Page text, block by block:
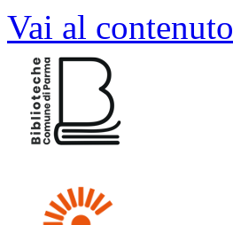
Vai al contenuto